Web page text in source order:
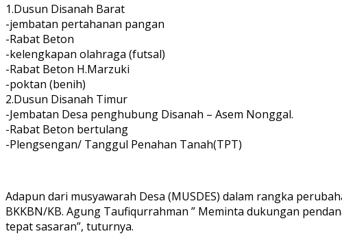
1.Dusun Disanah Barat
-jembatan pertahanan pangan
-Rabat Beton
-kelengkapan olahraga (futsal)
-Rabat Beton H.Marzuki
-poktan (benih)
2.Dusun Disanah Timur
-Jembatan Desa penghubung Disanah – Asem Nonggal.
-Rabat Beton bertulang
-Plengsengan/ Tanggul Penahan Tanah(TPT)
Adapun dari musyawarah Desa (MUSDES) dalam rangka
BKKBN/KB. Agung Taufiqurrahman ” Meminta dukungan
tepat sasaran”, tuturnya.